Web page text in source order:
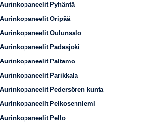
Aurinkopaneelit Pyhäntä
Aurinkopaneelit Oripää
Aurinkopaneelit Oulunsalo
Aurinkopaneelit Padasjoki
Aurinkopaneelit Paltamo
Aurinkopaneelit Parikkala
Aurinkopaneelit Pedersören kunta
Aurinkopaneelit Pelkosenniemi
Aurinkopaneelit Pello